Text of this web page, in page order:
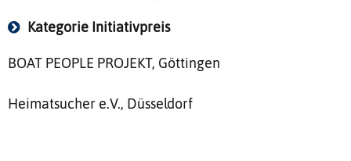
Kategorie Initiativpreis
BOAT PEOPLE PROJEKT, Göttingen
Heimatsucher e.V., Düsseldorf